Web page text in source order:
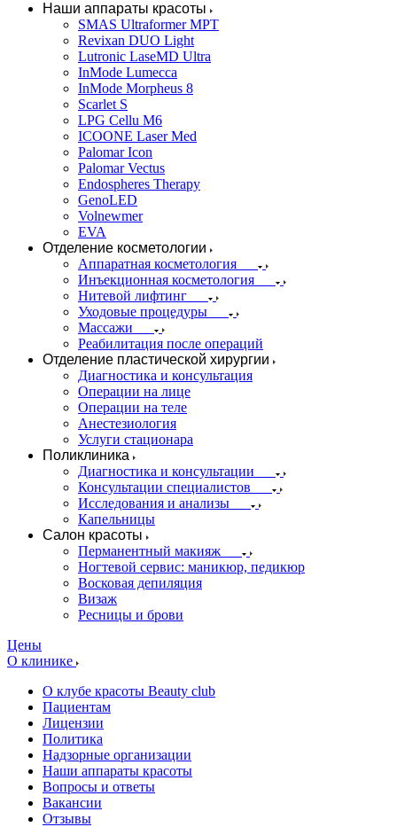
Наши аппараты красоты
SMAS Ultraformer MPT
Revixan DUO Light
Lutronic LaseMD Ultra
InMode Lumecca
InMode Morpheus 8
Scarlet S
LPG Cellu M6
ICOONE Laser Med
Palomar Icon
Palomar Vectus
Endospheres Therapy
GenoLED
Volnewmer
EVA
Отделение косметологии
Аппаратная косметология
Инъекционная косметология
Нитевой лифтинг
Уходовые процедуры
Массажи
Реабилитация после операций
Отделение пластической хирургии
Диагностика и консультация
Операции на лице
Операции на теле
Анестезиология
Услуги стационара
Поликлиника
Диагностика и консультации
Консультации специалистов
Исследования и анализы
Капельницы
Салон красоты
Перманентный макияж
Ногтевой сервис: маникюр, педикюр
Восковая депиляция
Визаж
Ресницы и брови
Цены
О клинике
О клубе красоты Beauty club
Пациентам
Лицензии
Политика
Надзорные организации
Наши аппараты красоты
Вопросы и ответы
Вакансии
Отзывы